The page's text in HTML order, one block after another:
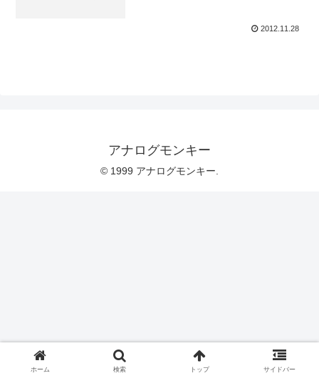
2012.11.28
アナログモンキー
© 1999 アナログモンキー.
ホーム 検索 トップ サイドバー